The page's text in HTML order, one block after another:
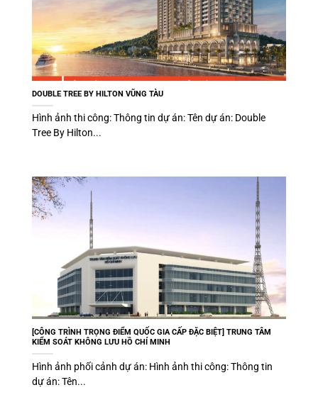
DOUBLE TREE BY HILTON VŨNG TÀU
Hình ảnh thi công: Thông tin dự án: Tên dự án: Double
Tree By Hilton...
[CÔNG TRÌNH TRỌNG ĐIỂM QUỐC GIA CẤP ĐẶC BIỆT] TRUNG TÂM
KIỂM SOÁT KHÔNG LƯU HỒ CHÍ MINH
Hình ảnh phối cảnh dự án: Hình ảnh thi công: Thông tin
dự án: Tên...